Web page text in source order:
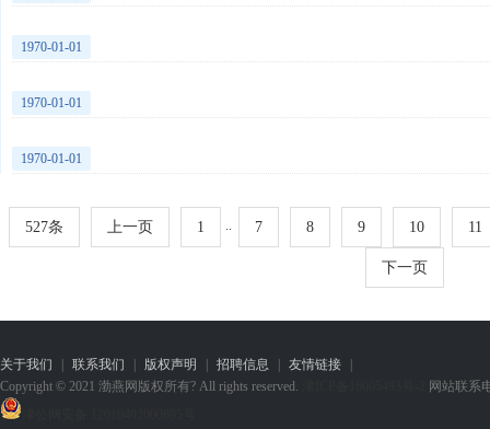
1970-01-01
1970-01-01
1970-01-01
527条 上一页 1 .. 7 8 9 10 11
下一页
关于我们 联系我们 版权声明 招聘信息 友情链接
Copyright © 2021 渤燕网版权所有? All rights reserved.
网站联系